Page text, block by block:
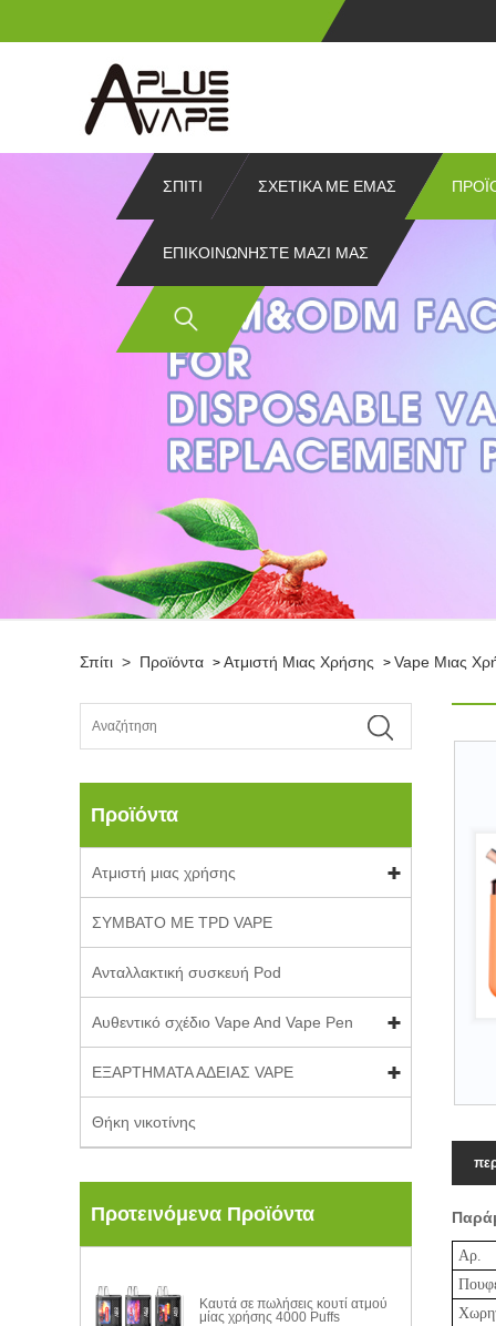
ΣΠΊΤΙ ΣΧΕΤΙΚΆ ΜΕ ΕΜΆΣ
ΕΠΙΚΟΙΝΩΝΉΣΤΕ ΜΑΖΊ ΜΑΣ
Σπίτι > Προϊόντα > Ατμιστή Μιας Χρήσης > Vape Μιας
Προϊόντα
Ατμιστή μιας χρήσης
ΣΥΜΒΑΤΟ ΜΕ TPD VAPE
Ανταλλακτική συσκευή Pod
Αυθεντικό σχέδιο Vape And Vape Pen
ΕΞΑΡΤΗΜΑΤΑ ΑΔΕΙΑΣ VAPE
Θήκη νικοτίνης
Προτεινόμενα Προϊόντα
Καυτά σε πωλήσεις κουτί ατμού
μίας χρήσης 4000 Puffs
Αρ.